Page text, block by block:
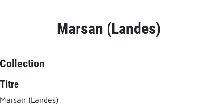
Marsan (Landes)
Collection
Titre
Marsan (Landes)